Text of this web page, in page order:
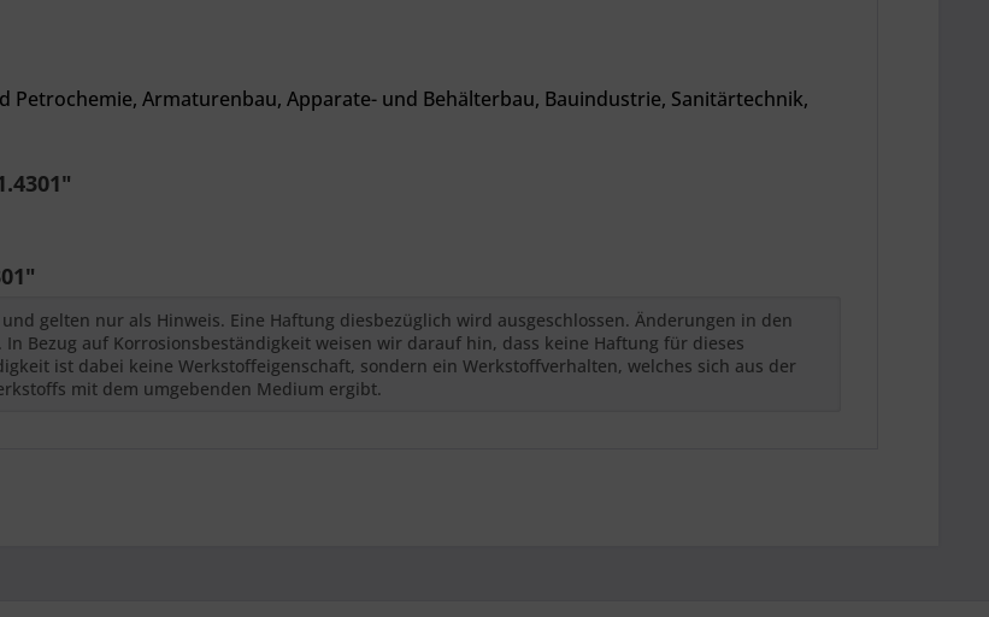
Armaturenbau, Apparate- und Behälterbau, Bauindustrie, Sanitärtechnik,
gelten nur als Hinweis. Eine Haftung diesbezüglich wird ausgeschlossen. Änderungen in den
Bezug auf Korrosionsbeständigkeit weisen wir darauf hin, dass keine Haftung für dieses
ist dabei keine Werkstoffeigenschaft, sondern ein Werkstoffverhalten, welches sich aus der
mit dem umgebenden Medium ergibt.